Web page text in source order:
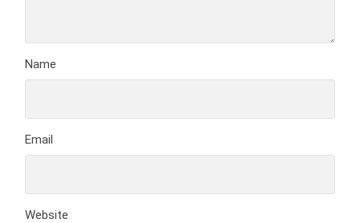
Name
Email
Website